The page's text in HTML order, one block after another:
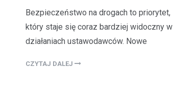
Bezpieczeństwo na drogach to priorytet,
który staje się coraz bardziej widoczny w
działaniach ustawodawców. Nowe
CZYTAJ DALEJ